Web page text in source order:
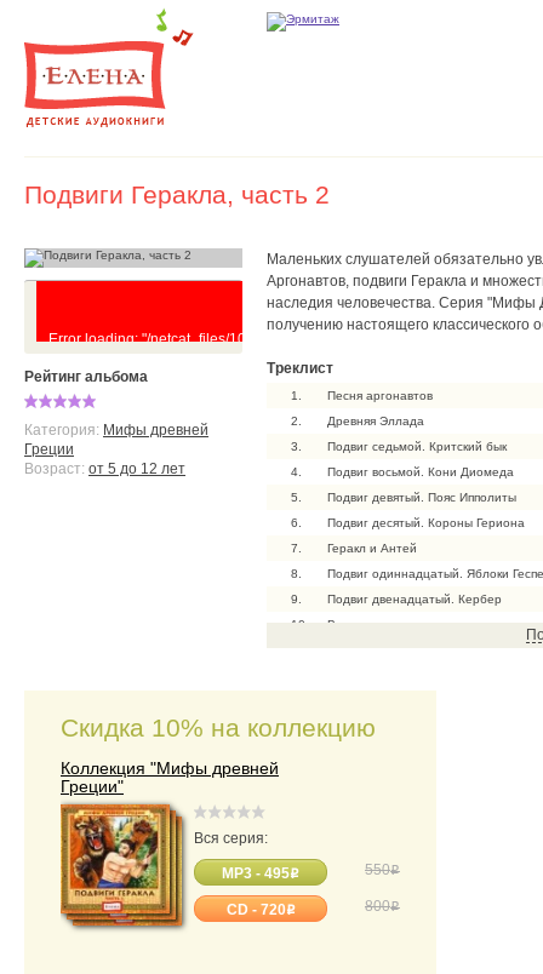
Подвиги Геракла, часть 2
Error loading: "/netcat_files/101/69/Podvigi_Gerakla__chast__2_0.mp3"
Рейтинг альбома
Категория: Мифы древней
Греции
Возраст: от 5 до 12 лет
Маленьких слушателей обязательно
Аргонавтов, подвиги Геракла и
наследия человечества. Серия "Мифы
получению настоящего классического
Треклист
1.
Песня аргонавтов
2.
Древняя Эллада
3.
Подвиг седьмой. Критский бык
4.
Подвиг восьмой. Кони Диомеда
5.
Подвиг девятый. Пояс Ипполиты
6.
Подвиг десятый. Короны Гериона
7.
Геракл и Антей
8.
Подвиг одиннадцатый. Яблоки
9.
Подвиг двенадцатый. Кербер
10.
Все подвиги героя
11.
Заключительная песня
Скидка 10% на коллекцию
Коллекция "Мифы древней
Греции"
Вся серия:
550o
MP3 - 495o
800o
CD - 720o